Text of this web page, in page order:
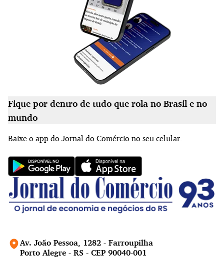
Av. João Pessoa, 1282 - Farroupilha
Porto Alegre - RS - CEP 90040-001
Fique por dentro de tudo que rola no Brasil e no
mundo
Baixe o app do Jornal do Comércio no seu celular.